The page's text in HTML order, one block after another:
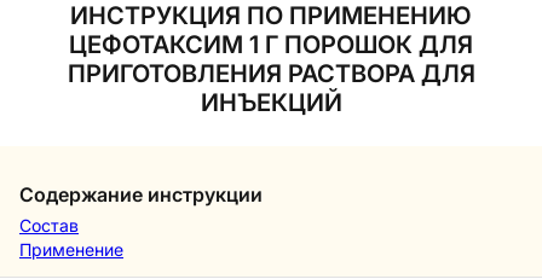
ИНСТРУКЦИЯ ПО ПРИМЕНЕНИЮ
ЦЕФОТАКСИМ 1 Г ПОРОШОК ДЛЯ
ПРИГОТОВЛЕНИЯ РАСТВОРА ДЛЯ
ИНЪЕКЦИЙ
Содержание инструкции
Состав
Применение